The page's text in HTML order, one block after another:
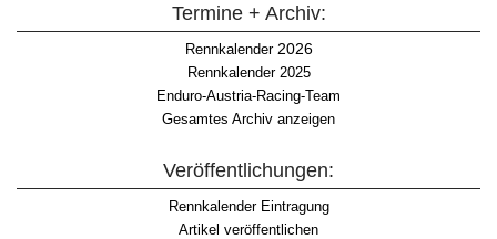
Termine + Archiv:
Rennkalender2026
Rennkalender 2025
Enduro-Austria-Racing-Team
Gesamtes Archiv anzeigen
Veröffentlichungen:
Rennkalender Eintragung
Artikel veröffentlichen